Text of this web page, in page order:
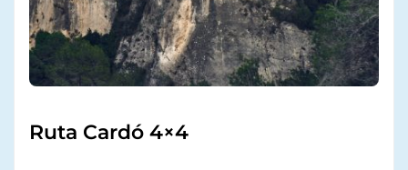
Ruta Cardó 4×4